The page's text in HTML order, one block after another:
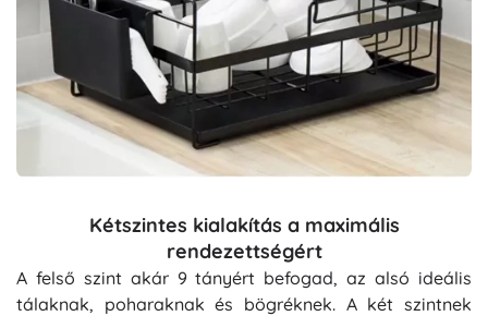
Kétszintes kialakítás a maximális
rendezettségért
A felső szint akár 9 tányért befogad, az alsó ideális
tálaknak, poharaknak és bögréknek. A két szintnek